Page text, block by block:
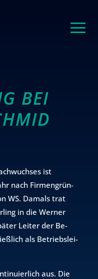
BEI
ist
nach Fir­men­grün­
WS. Da­mals trat
in die Wer­ner
Lei­ter der Be­
als Be­triebs­lei­
aus. Die